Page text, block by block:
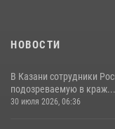
НОВОСТИ
В Казани сотрудники
подозреваемую в краж...
30 июля 2026, 06:36